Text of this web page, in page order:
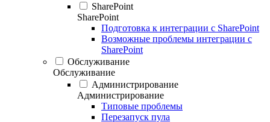
SharePoint
SharePoint
Подготовка к интеграции с SharePoint
Возможные проблемы интеграции с
SharePoint
Обслуживание
Обслуживание
Администрирование
Администрирование
Типовые проблемы
Перезапуск пула